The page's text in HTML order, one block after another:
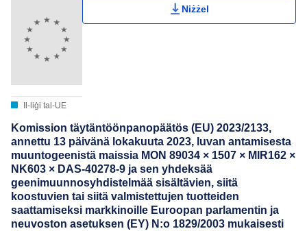
Il-liġi tal-UE
Niżżel
Komission täytäntöönpanopäätös (EU) 2023/2133,
annettu 13 päivänä lokakuuta 2023, luvan antamisesta
muuntogeenistä maissia MON 89034 × 1507 × MIR162 ×
NK603 × DAS-40278-9 ja sen yhdeksää
geenimuunnosyhdistelmää sisältävien, siitä
koostuvien tai siitä valmistettujen tuotteiden
saattamiseksi markkinoille Euroopan parlamentin ja
neuvoston asetuksen (EY) N:o 1829/2003 mukaisesti